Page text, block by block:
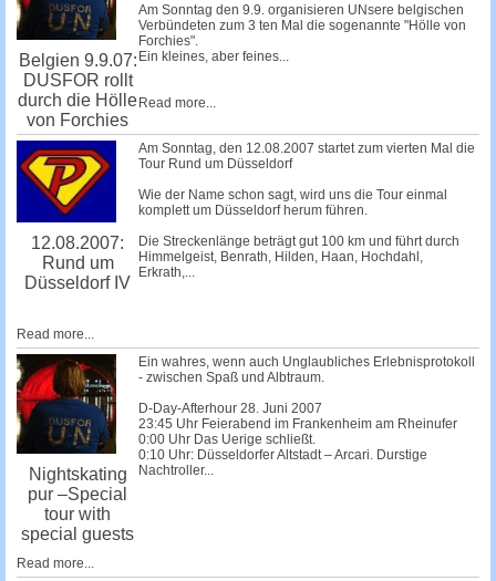
Belgien 9.9.07:
DUSFOR rollt
durch die Hölle
von Forchies
Am Sonntag den 9.9. organisieren UNsere belgischen
Verbündeten zum 3 ten Mal die sogenannte "Hölle von
Forchies".
Ein kleines, aber feines...
Read more...
12.08.2007:
Rund um
Düsseldorf IV
Am Sonntag, den 12.08.2007 startet zum vierten Mal die
Tour Rund um Düsseldorf
Wie der Name schon sagt, wird uns die Tour einmal
komplett um Düsseldorf herum führen.
Die Streckenlänge beträgt gut 100 km und führt durch
Himmelgeist, Benrath, Hilden, Haan, Hochdahl,
Erkrath,...
Read more...
Nightskating
pur –Special
tour with
special guests
Ein wahres, wenn auch Unglaubliches Erlebnisprotokoll
- zwischen Spaß und Albtraum.
D-Day-Afterhour 28. Juni 2007
23:45 Uhr Feierabend im Frankenheim am Rheinufer
0:00 Uhr Das Uerige schließt.
0:10 Uhr: Düsseldorfer Altstadt – Arcari. Durstige
Nachtroller...
Read more...